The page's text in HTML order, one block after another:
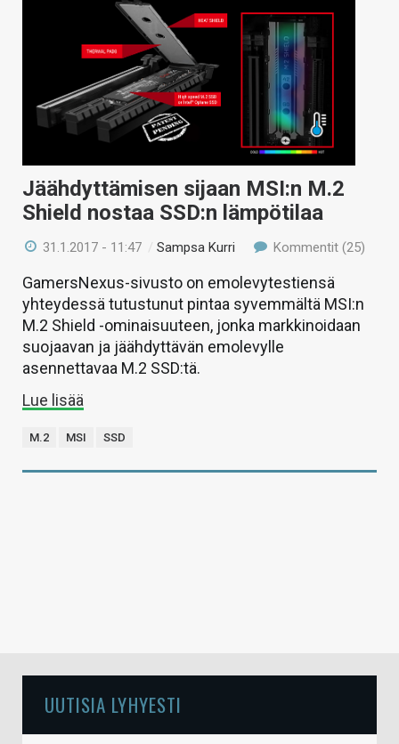
Jäähdyttämisen sijaan MSI:n M.2
Shield nostaa SSD:n lämpötilaa
31.1.2017 - 11:47 /Sampsa Kurri Kommentit (25)
GamersNexus-sivusto on emolevytestiensä
yhteydessä tutustunut pintaa syvemmältä MSI:n
M.2 Shield -ominaisuuteen, jonka markkinoidaan
suojaavan ja jäähdyttävän emolevylle
asennettavaa M.2 SSD:tä.
Lue lisää
M.2 MSI SSD
UUTISIA LYHYESTI